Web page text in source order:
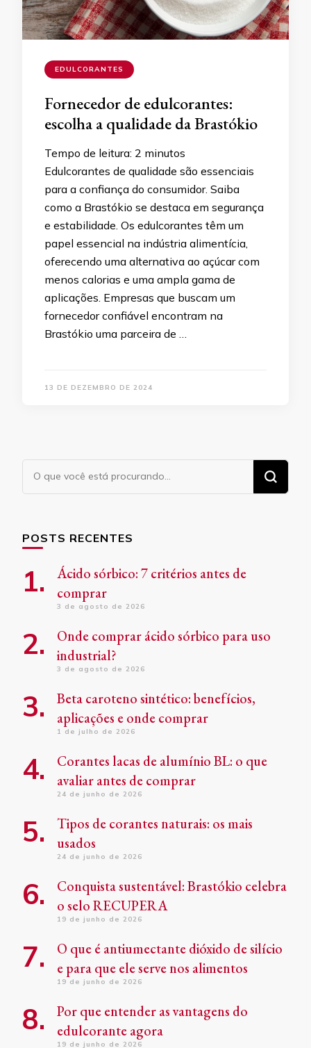
EDULCORANTES
Fornecedor de edulcorantes:
escolha a qualidade da Brastókio
Tempo de leitura: 2 minutos
Edulcorantes de qualidade são essenciais
para a confiança do consumidor. Saiba
como a Brastókio se destaca em segurança
e estabilidade. Os edulcorantes têm um
papel essencial na indústria alimentícia,
oferecendo uma alternativa ao açúcar com
menos calorias e uma ampla gama de
aplicações. Empresas que buscam um
fornecedor confiável encontram na
Brastókio uma parceira de …
13 DE DEZEMBRO DE 2024
Procurando
algo?
POSTS RECENTES
Ácido sórbico: 7 critérios antes de
comprar
3 de agosto de 2026
Onde comprar ácido sórbico para uso
industrial?
3 de agosto de 2026
Beta caroteno sintético: benefícios,
aplicações e onde comprar
1 de julho de 2026
Corantes lacas de alumínio BL: o que
avaliar antes de comprar
24 de junho de 2026
Tipos de corantes naturais: os mais
usados
24 de junho de 2026
Conquista sustentável: Brastókio celebra
o selo RECUPERA
19 de junho de 2026
O que é antiumectante dióxido de silício
e para que ele serve nos alimentos
19 de junho de 2026
Por que entender as vantagens do
edulcorante agora
19 de junho de 2026